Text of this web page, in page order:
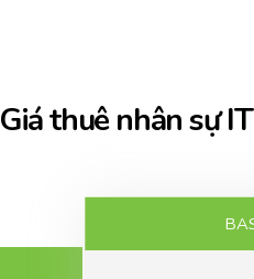
Giá thuê nhân sự